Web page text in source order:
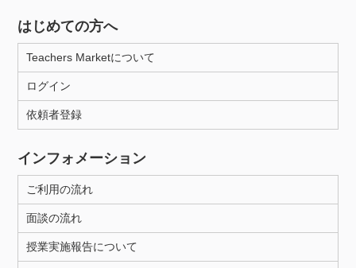
はじめての方へ
Teachers Marketについて
ログイン
依頼者登録
インフォメーション
ご利用の流れ
面談の流れ
授業実施報告について